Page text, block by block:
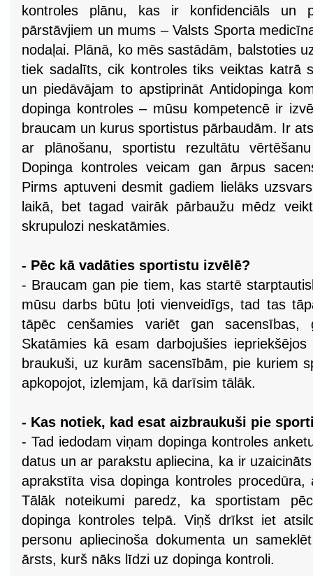
kontroles plānu, kas ir konfidenciāls un
pārstāvjiem un mums – Valsts Sporta
nodaļai. Plānā, ko mēs sastādām, balstoties
tiek sadalīts, cik kontroles tiks veiktas katrā
un piedāvājam to apstiprināt Antidopinga
dopinga kontroles – mūsu kompetencē ir
braucam un kurus sportistus pārbaudām. Ir
ar plānošanu, sportistu rezultātu
Dopinga kontroles veicam gan ārpus
Pirms aptuveni desmit gadiem lielāks
laikā, bet tagad vairāk pārbaužu mēdz
skrupulozi neskatāmies.
- Pēc kā vadāties sportistu izvēlē?
- Braucam gan pie tiem, kas startē
mūsu darbs būtu ļoti vienveidīgs, tad tas
tāpēc cenšamies variēt gan sacensības,
Skatāmies kā esam darbojušies
braukuši, uz kurām sacensībām, pie kuriem
apkopojot, izlemjam, kā darīsim tālāk.
- Kas notiek, kad esat aizbraukuši pie
- Tad iedodam viņam dopinga kontroles
datus un ar parakstu apliecina, ka ir
aprakstīta visa dopinga kontroles
Tālāk noteikumi paredz, ka sportistam
dopinga kontroles telpā. Viņš drīkst iet
personu apliecinoša dokumenta un
ārsts, kurš nāks līdzi uz dopinga kontroli.